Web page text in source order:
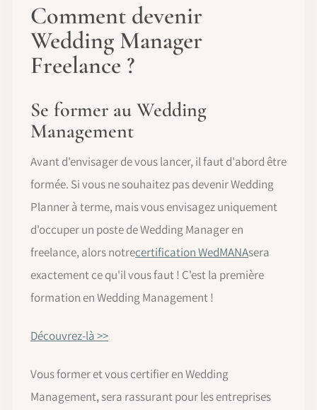
Comment devenir
Wedding Manager
Freelance ?
Se former au Wedding
Management
Avant d'envisager de vous lancer, il faut d'abord être
formée. Si vous ne souhaitez pas devenir Wedding
Planner à terme, mais vous envisagez uniquement
d'occuper un poste de Wedding Manager en
freelance, alors notrecertification WedMANAsera
exactement ce qu'il vous faut ! C'est la première
formation en Wedding Management !
Découvrez-là >>
Vous former et vous certifier en Wedding
Management, sera rassurant pour les entreprises